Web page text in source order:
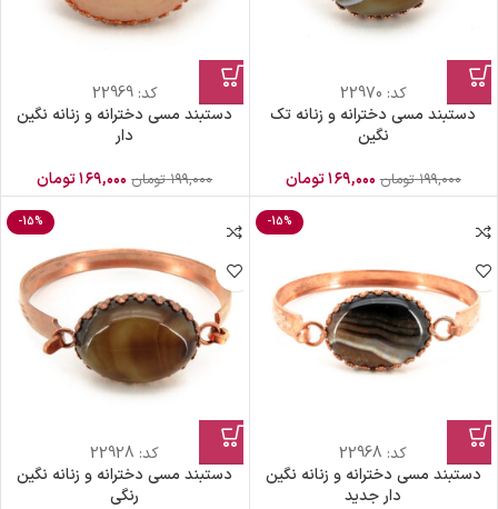
کد: 22970
دستبند مسی دخترانه و زنانه تک
نگین
۱۹۹,۰۰۰ تومان ۱۶۹,۰۰۰تومان
کد:22969
دستبند مسی دخترانه و زنانه نگین
دار
۱۹۹,۰۰۰ تومان ۱۶۹,۰۰۰تومان
-15%
کد: 22968
دستبند مسی دخترانه و زنانه نگین
دار جدید
-15%
کد: 22928
دستبند مسی دخترانه و زنانه نگین
رنگی